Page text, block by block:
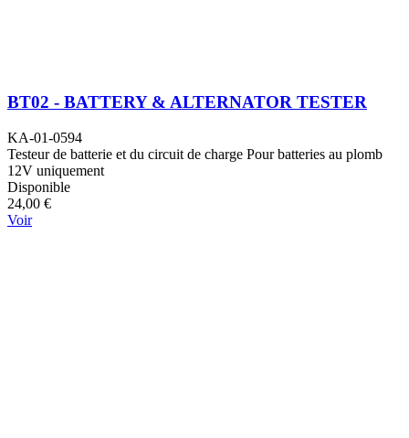
BT02 - BATTERY & ALTERNATOR TESTER
KA-01-0594
Testeur de batterie et du circuit de charge Pour batteries au plomb
12V uniquement
Disponible
24,00 €
Voir